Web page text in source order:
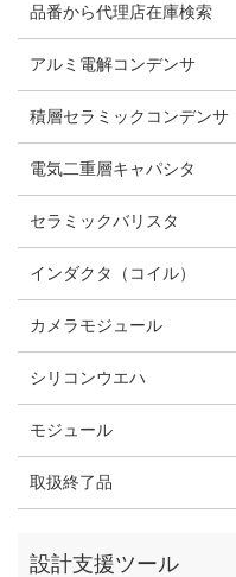
品番から代理店在庫検索
アルミ電解コンデンサ
積層セラミックコンデンサ
電気二重層キャパシタ
セラミックバリスタ
インダクタ（コイル）
カメラモジュール
シリコンウエハ
モジュール
取扱終了品
設計支援ツール